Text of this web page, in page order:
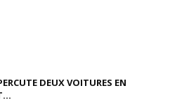
DEUX VOITURES EN